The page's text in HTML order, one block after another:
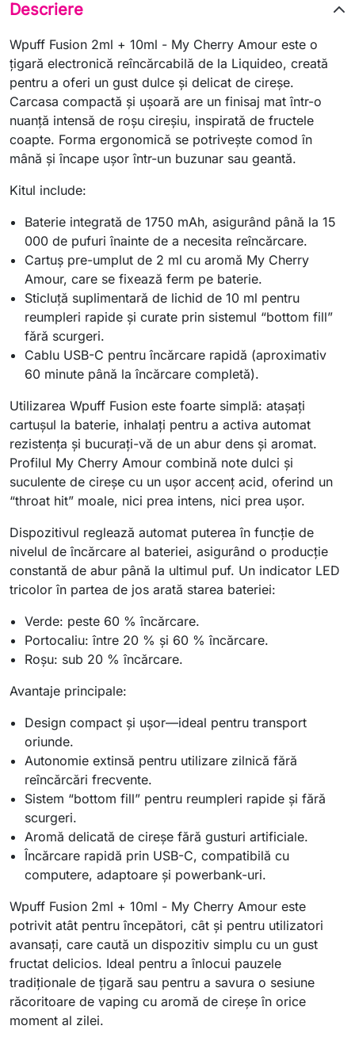
Descriere
Wpuff Fusion 2ml + 10ml - My Cherry Amour este o
ţigară electronică reîncărcabilă de la Liquideo, creată
pentru a oferi un gust dulce și delicat de cireșe.
Carcasa compactă și ușoară are un finisaj mat într-o
nuanță intensă de roșu cireșiu, inspirată de fructele
coapte. Forma ergonomică se potrivește comod în
mână și încape ușor într-un buzunar sau geantă.
Kitul include:
Baterie integrată de 1750 mAh, asigurând până la 15
000 de pufuri înainte de a necesita reîncărcare.
Cartuș pre-umplut de 2 ml cu aromă My Cherry
Amour, care se fixează ferm pe baterie.
Sticluță suplimentară de lichid de 10 ml pentru
reumpleri rapide și curate prin sistemul “bottom fill”
fără scurgeri.
Cablu USB-C pentru încărcare rapidă (aproximativ
60 minute până la încărcare completă).
Utilizarea Wpuff Fusion este foarte simplă: atașați
cartușul la baterie, inhalați pentru a activa automat
rezistența și bucurați-vă de un abur dens și aromat.
Profilul My Cherry Amour combină note dulci și
suculente de cireșe cu un ușor accenț acid, oferind un
“throat hit” moale, nici prea intens, nici prea ușor.
Dispozitivul reglează automat puterea în funcție de
nivelul de încărcare al bateriei, asigurând o producție
constantă de abur până la ultimul puf. Un indicator LED
tricolor în partea de jos arată starea bateriei:
Verde: peste 60 % încărcare.
Portocaliu: între 20 % și 60 % încărcare.
Roșu: sub 20 % încărcare.
Avantaje principale:
Design compact și ușor—ideal pentru transport
oriunde.
Autonomie extinsă pentru utilizare zilnică fără
reîncărcări frecvente.
Sistem “bottom fill” pentru reumpleri rapide și fără
scurgeri.
Aromă delicată de cireșe fără gusturi artificiale.
Încărcare rapidă prin USB-C, compatibilă cu
computere, adaptoare și powerbank-uri.
Wpuff Fusion 2ml + 10ml - My Cherry Amour este
potrivit atât pentru începători, cât și pentru utilizatori
avansați, care caută un dispozitiv simplu cu un gust
fructat delicios. Ideal pentru a înlocui pauzele
tradiționale de țigară sau pentru a savura o sesiune
răcoritoare de vaping cu aromă de cireșe în orice
moment al zilei.